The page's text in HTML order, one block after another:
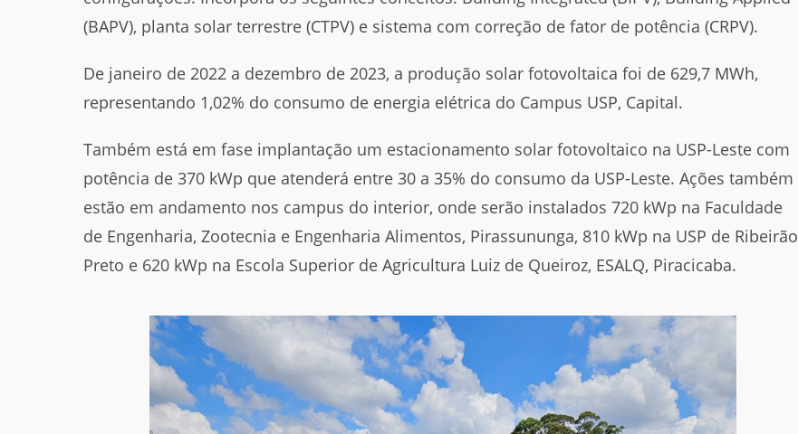
(BAPV), planta solar terrestre (CTPV) e sistema com correção de fator de potência (CRPV).
De janeiro de 2022 a dezembro de 2023, a produção solar fotovoltaica foi de 629,7 MWh,
representando 1,02% do consumo de energia elétrica do Campus USP, Capital.
Também está em fase implantação um estacionamento solar fotovoltaico na USP-Leste com
potência de 370 kWp que atenderá entre 30 a 35% do consumo da USP-Leste. Ações também
estão em andamento nos campus do interior, onde serão instalados 720 kWp na Faculdade
de Engenharia, Zootecnia e Engenharia Alimentos, Pirassununga, 810 kWp na USP de Ribeirão
Preto e 620 kWp na Escola Superior de Agricultura Luiz de Queiroz, ESALQ, Piracicaba.